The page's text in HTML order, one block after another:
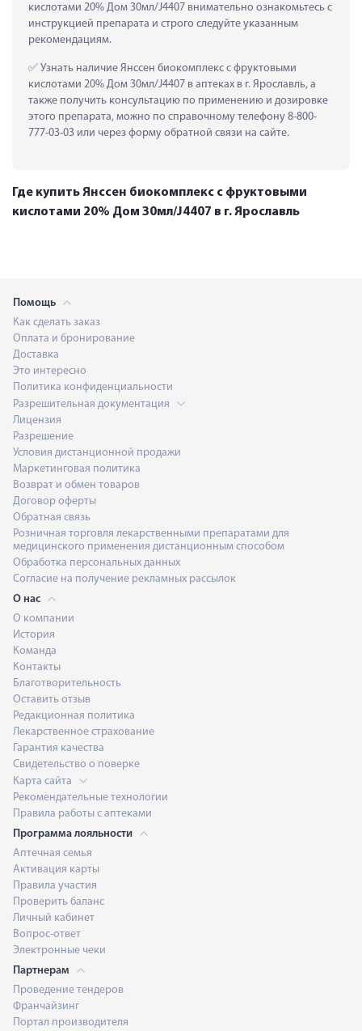
кислотами 20% Дом 30мл/J4407 внимательно ознакомьтесь с
инструкцией препарата и строго следуйте указанным
рекомендациям.
Узнать наличие Янссен биокомплекс с фруктовыми
кислотами 20% Дом 30мл/J4407 в аптеках в г. Ярославль, а
также получить консультацию по применению и дозировке
этого препарата, можно по справочному телефону 8-800-
777-03-03 или через форму обратной связи на сайте.
Где купить Янссен биокомплекс с фруктовыми
кислотами 20% Дом 30мл/J4407 в г. Ярославль
Помощь
Как сделать заказ
Оплата и бронирование
Доставка
Это интересно
Политика конфиденциальности
Разрешительная документация
Лицензия
Разрешение
Условия дистанционной продажи
Маркетинговая политика
Возврат и обмен товаров
Договор оферты
Обратная связь
Розничная торговля лекарственными препаратами для
медицинского применения дистанционным способом
Обработка персональных данных
Согласие на получение рекламных рассылок
О нас
О компании
История
Команда
Контакты
Благотворительность
Оставить отзыв
Редакционная политика
Лекарственное страхование
Гарантия качества
Свидетельство о поверке
Карта сайта
Рекомендательные технологии
Правила работы с аптеками
Программа лояльности
Аптечная семья
Активация карты
Правила участия
Проверить баланс
Личный кабинет
Вопрос-ответ
Электронные чеки
Партнерам
Проведение тендеров
Франчайзинг
Портал производителя